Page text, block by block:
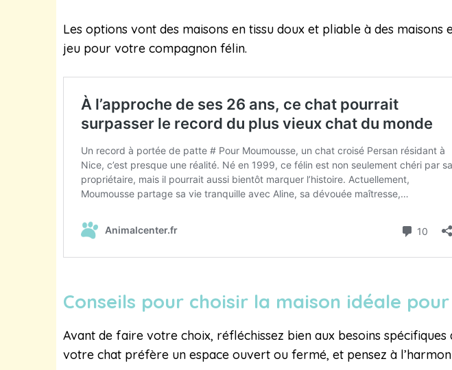
Les options vont des maisons en tissu doux et pliable à des
jeu pour votre compagnon félin.
Conseils pour choisir la maison idéale
Avant de faire votre choix, réfléchissez bien aux besoins spécifiques
votre chat préfère un espace ouvert ou fermé, et pensez à